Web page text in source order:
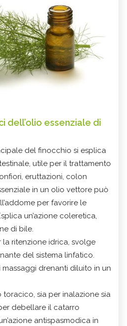
dell’olio essenziale di
del finocchio si esplica
utile per il trattamento
eruttazioni, colon
in un olio vettore può
per favorire le
un’azione coleretica,
di bile.
la ritenzione idrica, svolge
del sistema linfatico.
drenanti diluito in un
toracico, sia per inalazione sia
debellare il catarro
antispasmodica in